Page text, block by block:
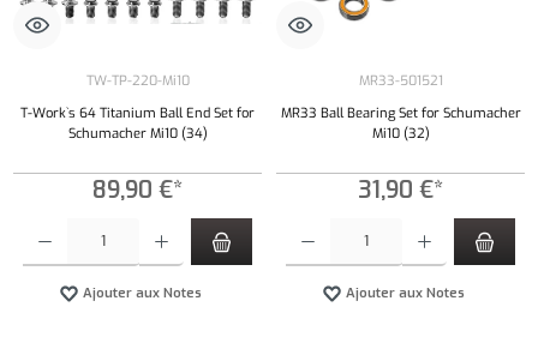
TW-TP-220-Mi10
T-Work`s 64 Titanium Ball End Set for
Schumacher Mi10 (34)
89,90 €*
Ajouter aux Notes
MR33-501521
MR33 Ball Bearing Set for Schumacher
Mi10 (32)
31,90 €*
Ajouter aux Notes